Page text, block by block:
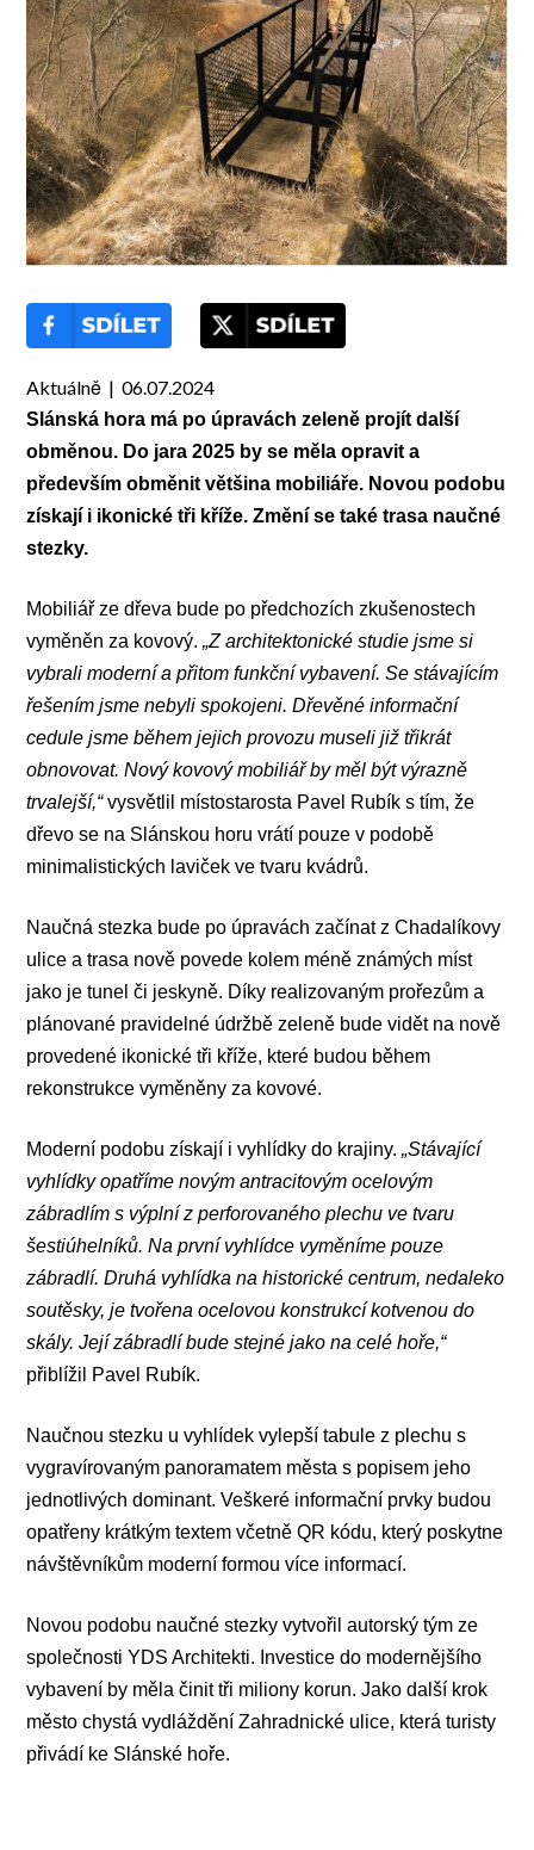
Aktuálně | 06.07.2024
Slánská hora má po úpravách zeleně projít další
obměnou. Do jara 2025 by se měla opravit a
především obměnit většina mobiliáře. Novou podobu
získají i ikonické tři kříže. Změní se také trasa naučné
stezky.
Mobiliář ze dřeva bude po předchozích zkušenostech
vyměněn za kovový.„Z architektonické studie jsme si
vybrali moderní a přitom funkční vybavení. Se stávajícím
řešením jsme nebyli spokojeni. Dřevěné informační
cedule jsme během jejich provozu museli již třikrát
obnovovat. Nový kovový mobiliář by měl být výrazně
trvalejší,“vysvětlil místostarosta Pavel Rubík s tím, že
dřevo se na Slánskou horu vrátí pouze v podobě
minimalistických laviček ve tvaru kvádrů.
Naučná stezka bude po úpravách začínat z Chadalíkovy
ulice a trasa nově povede kolem méně známých míst
jako je tunel či jeskyně. Díky realizovaným prořezům a
plánované pravidelné údržbě zeleně bude vidět na nově
provedené ikonické tři kříže, které budou během
rekonstrukce vyměněny za kovové.
Moderní podobu získají i vyhlídky do krajiny.„Stávající
vyhlídky opatříme novým antracitovým ocelovým
zábradlím s výplní z perforovaného plechu ve tvaru
šestiúhelníků. Na první vyhlídce vyměníme pouze
zábradlí. Druhá vyhlídka na historické centrum, nedaleko
soutěsky, je tvořena ocelovou konstrukcí kotvenou do
skály. Její zábradlí bude stejné jako na celé hoře,“
přiblížil Pavel Rubík.
Naučnou stezku u vyhlídek vylepší tabule z plechu s
vygravírovaným panoramatem města s popisem jeho
jednotlivých dominant. Veškeré informační prvky budou
opatřeny krátkým textem včetně QR kódu, který poskytne
návštěvníkům moderní formou více informací.
Novou podobu naučné stezky vytvořil autorský tým ze
společnosti YDS Architekti. Investice do modernějšího
vybavení by měla činit tři miliony korun. Jako další krok
město chystá vydláždění Zahradnické ulice, která turisty
přivádí ke Slánské hoře.